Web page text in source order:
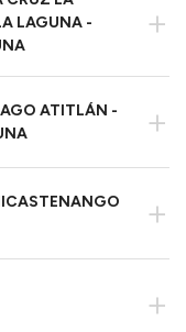
LAGUNA -
+
ATITLÁN -
+
+
+